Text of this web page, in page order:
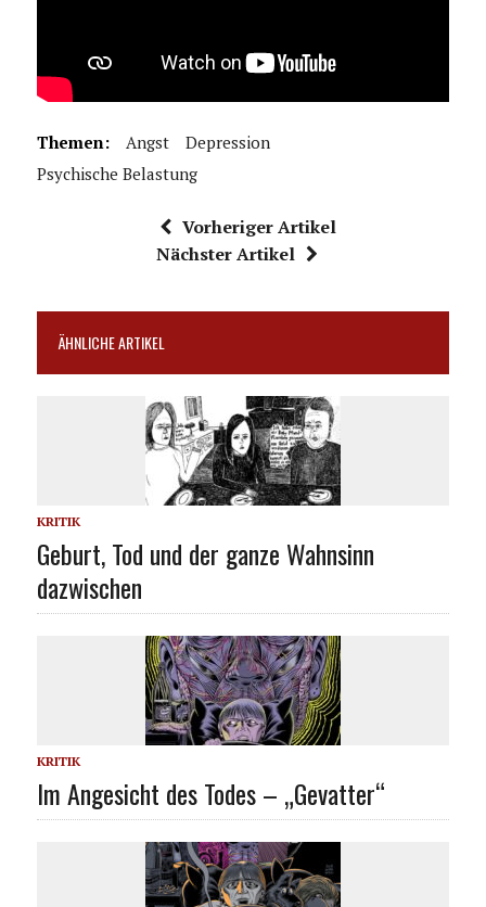
Themen: Angst
Depression
Psychische Belastung
Vorheriger Artikel
Nächster Artikel
ÄHNLICHE ARTIKEL
KRITIK
Geburt, Tod und der ganze Wahnsinn
dazwischen
KRITIK
Im Angesicht des Todes – „Gevatter“